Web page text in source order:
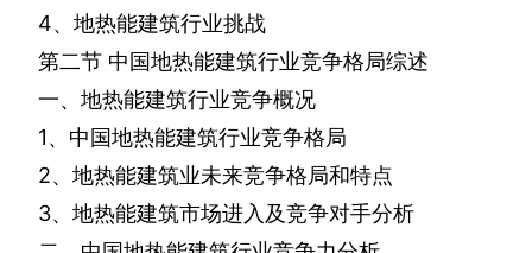
4、地热能建筑行业挑战
第二节 中国地热能建筑行业竞争格局综述
一、地热能建筑行业竞争概况
1、中国地热能建筑行业竞争格局
2、地热能建筑业未来竞争格局和特点
3、地热能建筑市场进入及竞争对手分析